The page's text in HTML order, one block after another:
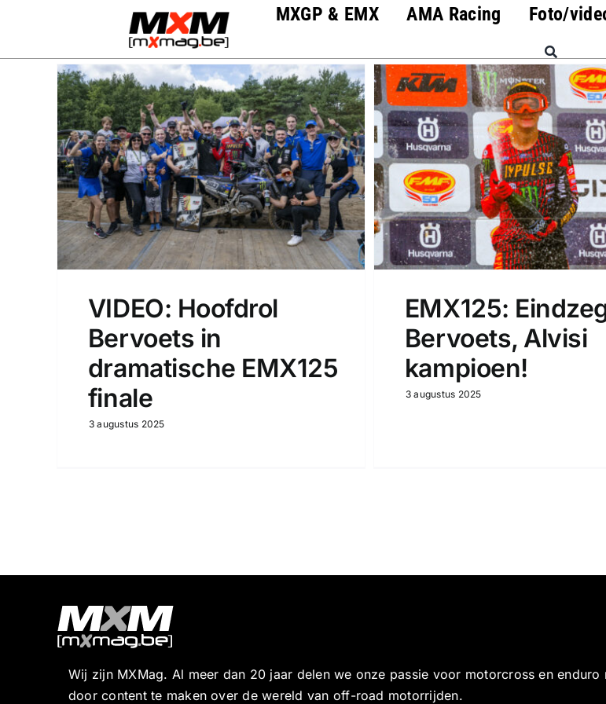
MXGP & EMX AMA Racing Foto/
VIDEO: Hoofdrol
Bervoets in
dramatische EMX125
finale
3 augustus 2025
EMX125:
Bervoets, Alvisi
kampioen!
3 augustus 2025
Wij zijn MXMag. Al meer dan 20 jaar delen we onze passie voor motorcross en enduro
door content te maken over de wereld van off-road motorrijden.